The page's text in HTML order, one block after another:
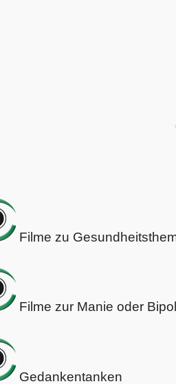
Filme zu
Filme zur Manie oder
Gedankentanken